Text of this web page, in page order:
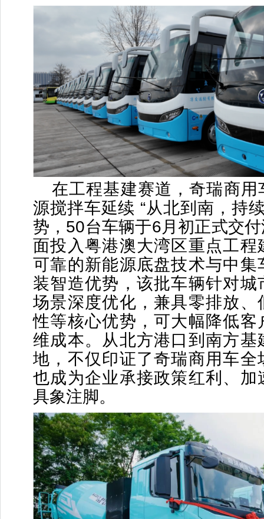
在工程基建赛道，奇瑞商用
源搅拌车延续 “从北到南，持
势，50台车辆于6月初正式交
面投入粤港澳大湾区重点工程
可靠的新能源底盘技术与中集
装智造优势，该批车辆针对城
场景深度优化，兼具零排放、
性等核心优势，可大幅降低客
维成本。从北方港口到南方基
地，不仅印证了奇瑞商用车全
也成为企业承接政策红利、加
具象注脚。